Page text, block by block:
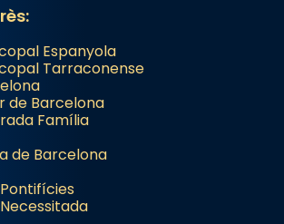
decapitat a Jerusalem per
(vers l'any 44).
després de les invasions
fou venerat com a patró dels
i més tard de tota
a Compostela fou un gran
medievals de tot
després de Roma i terra
Espanyola
Tarraconense
de Barcelona
Família
de Barcelona